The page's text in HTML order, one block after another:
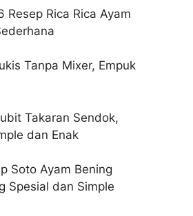
Resep Rica Rica Ayam
Tanpa Mixer, Empuk
Takaran Sendok,
dan Enak
Soto Ayam Bening
Spesial dan Simple